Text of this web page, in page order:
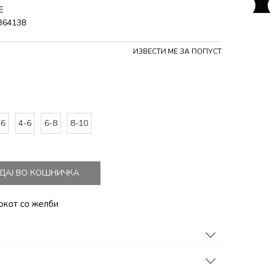
ИЗВЕСТИ МЕ ЗА ПОПУСТ
4-6 6-8 8-10
ВО КОШНИЧКА
со желби